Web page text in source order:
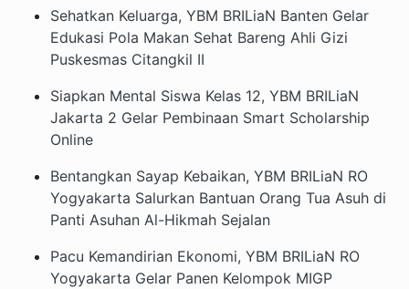
Sehatkan Keluarga, YBM BRILiaN Banten Gelar
Edukasi Pola Makan Sehat Bareng Ahli Gizi
Puskesmas Citangkil II
Siapkan Mental Siswa Kelas 12, YBM BRILiaN
Jakarta 2 Gelar Pembinaan Smart Scholarship
Online
Bentangkan Sayap Kebaikan, YBM BRILiaN RO
Yogyakarta Salurkan Bantuan Orang Tua Asuh di
Panti Asuhan Al-Hikmah Sejalan
Pacu Kemandirian Ekonomi, YBM BRILiaN RO
Yogyakarta Gelar Panen Kelompok MIGP